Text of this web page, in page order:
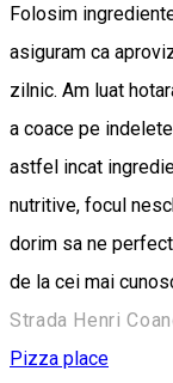
Folosim
asiguram ca
zilnic. Am luat
a coace pe
astfel incat
nutritive, focul
dorim sa ne
de la cei mai
Strada Henri
Pizza place